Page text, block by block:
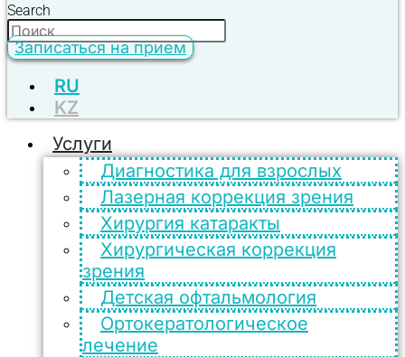
Search
Записаться на прием
RU
KZ
Услуги
Диагностика для взрослых
Лазерная коррекция зрения
Хирургия катаракты
Хирургическая коррекция
зрения
Детская офтальмология
Ортокератологическое
лечение